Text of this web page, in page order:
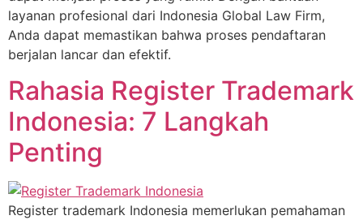
layanan profesional dari Indonesia Global Law Firm,
Anda dapat memastikan bahwa proses pendaftaran
berjalan lancar dan efektif.
Rahasia Register Trademark
Indonesia: 7 Langkah
Penting
Register trademark Indonesia memerlukan pemahaman